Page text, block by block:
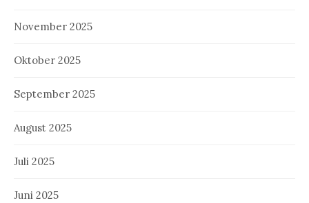
November 2025
Oktober 2025
September 2025
August 2025
Juli 2025
Juni 2025